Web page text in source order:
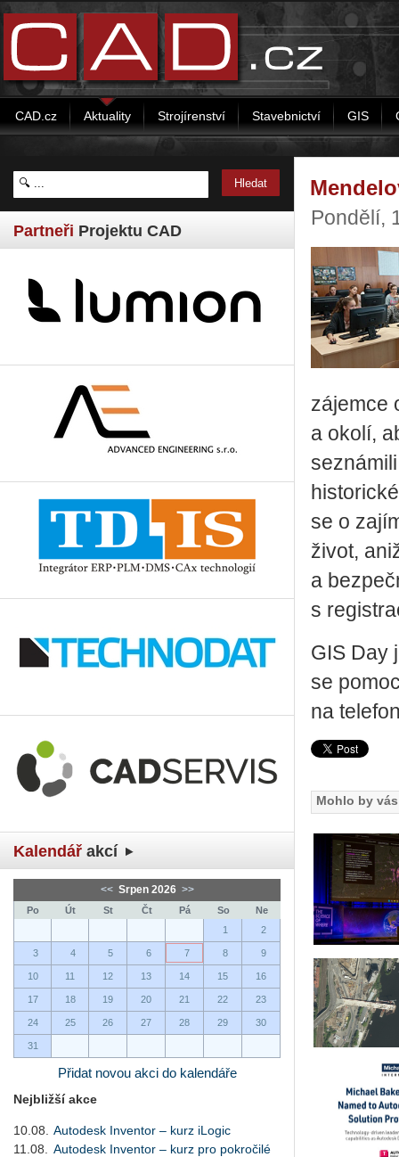
CAD.cz Aktuality Strojírenství Stavebnictví GIS
Partneři Projektu CAD
Kalendář akcí
<< Srpen 2026 >>
Po Út St Čt Pá So
Ne
1
2
3 4 5 6 7 8 9
10 11 12 13 14 15 16
17 18 19 20 21 22 23
24 25 26 27 28 29 30
31
Přidat novou akci do kalendáře
Nejbližší akce
10.08.
Autodesk Inventor – kurz iLogic
11.08.
Autodesk Inventor – kurz pro pokročilé
Pondělí,
zájemce
a okolí,
se o
život,
a
s
GIS Day
se
na
Mohlo by